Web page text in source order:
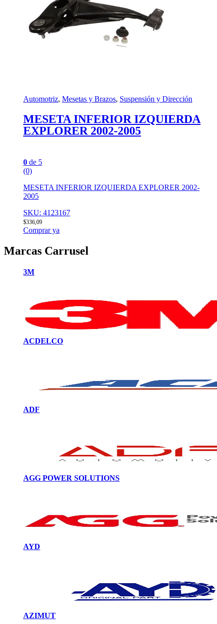
Automotriz, Mesetas y Brazos, Suspensión y Dirección
MESETA INFERIOR IZQUIERDA
EXPLORER 2002-2005
0 de 5
(0)
MESETA INFERIOR IZQUIERDA EXPLORER 2002-
2005
SKU: 4123167
$336,09
Comprar ya
Marcas Carrusel
3M
ACDELCO
ADF
AGG POWER SOLUTIONS
AYD
AZIMUT